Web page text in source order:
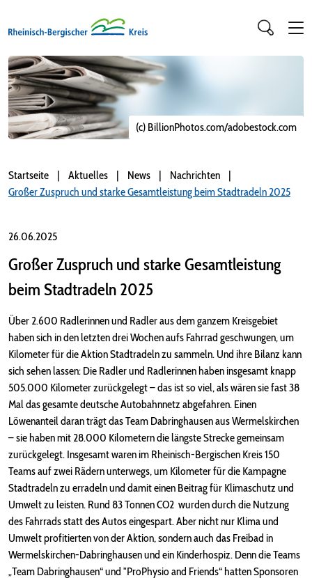
(c) BillionPhotos.com/adobestock.com
Startseite Aktuelles News
Nachrichten
Großer Zuspruch und starke Gesamtleistung beim Stadtradeln 2025
26.06.2025
Großer Zuspruch und starke Gesamtleistung
beim Stadtradeln 2025
Über 2.600 Radlerinnen und Radler aus dem ganzem Kreisgebiet
haben sich in den letzten drei Wochen aufs Fahrrad geschwungen, um
Kilometer für die Aktion Stadtradeln zu sammeln. Und ihre Bilanz kann
sich sehen lassen: Die Radler und Radlerinnen haben insgesamt knapp
505.000 Kilometer zurückgelegt – das ist so viel, als wären sie fast 38
Mal das gesamte deutsche Autobahnnetz abgefahren. Einen
Löwenanteil daran trägt das Team Dabringhausen aus Wermelskirchen
– sie haben mit 28.000 Kilometern die längste Strecke gemeinsam
zurückgelegt. Insgesamt waren im Rheinisch-Bergischen Kreis 150
Teams auf zwei Rädern unterwegs, um Kilometer für die Kampagne
Stadtradeln zu erradeln und damit einen Beitrag für Klimaschutz und
Umwelt zu leisten. Rund 83 Tonnen CO2 wurden durch die Nutzung
des Fahrrads statt des Autos eingespart. Aber nicht nur Klima und
Umwelt profitierten von der Aktion, sondern auch das Freibad in
Wermelskirchen-Dabringhausen und ein Kinderhospiz. Denn die Teams
„Team Dabringhausen“ und "ProPhysio and Friends“ hatten Sponsoren